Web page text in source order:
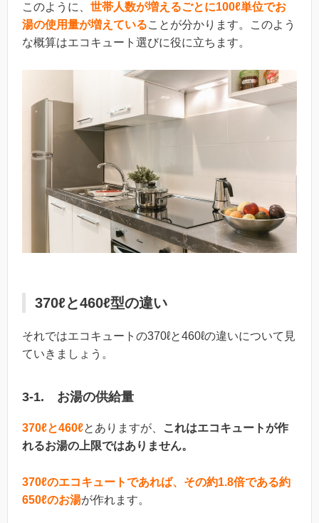
このように、 世帯人数が増えるごとに100ℓ単位でお
湯の使用量が増えていることが分かります。このよう
な概算はエコキュート選びに役に立ちます。
370ℓと460ℓ型の違い
それではエコキュートの370ℓと460ℓの違いについて見
ていきましょう。
3-1. お湯の供給量
370ℓと460ℓとありますが、
これはエコキュートが作
れるお湯の上限ではありません。
370ℓのエコキュートであれば、その約1.8倍である約
650ℓのお湯が作れます。